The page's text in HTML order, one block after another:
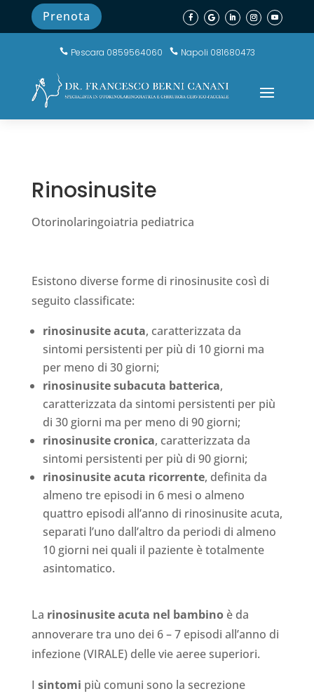
Prenota
 Pescara 0859564060  Napoli 081680473
Rinosinusite
Otorinolaringoiatria pediatrica
Esistono diverse forme di rinosinusite così di
seguito classificate:
rinosinusite acuta, caratterizzata da
sintomi persistenti per più di 10 giorni ma
per meno di 30 giorni;
rinosinusite subacuta batterica,
caratterizzata da sintomi persistenti per più
di 30 giorni ma per meno di 90 giorni;
rinosinusite cronica, caratterizzata da
sintomi persistenti per più di 90 giorni;
rinosinusite acuta ricorrente, definita da
almeno tre episodi in 6 mesi o almeno
quattro episodi all’anno di rinosinusite acuta,
separati l’uno dall’altro da periodi di almeno
10 giorni nei quali il paziente è totalmente
asintomatico.
La rinosinusite acuta nel bambinoè da
annoverare tra uno dei 6 – 7 episodi all’anno di
infezione (VIRALE) delle vie aeree superiori.
I sintomi più comuni sono la secrezione